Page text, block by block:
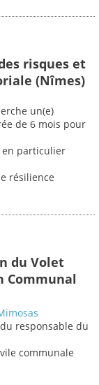
risques et
(Nîmes)
un(e)
de 6 mois pour
en particulier
résilience
du Volet
Communal
responsable du
communale